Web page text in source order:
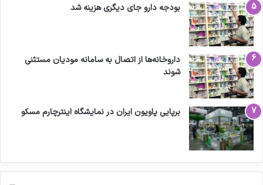
بودجه دارو جای دیگری هزینه شد
داروخانه‌ها از اتصال به سامانه مودیان مستثنی
شوند
برپایی پاویون ایران در نمایشگاه اینترچارم مسکو